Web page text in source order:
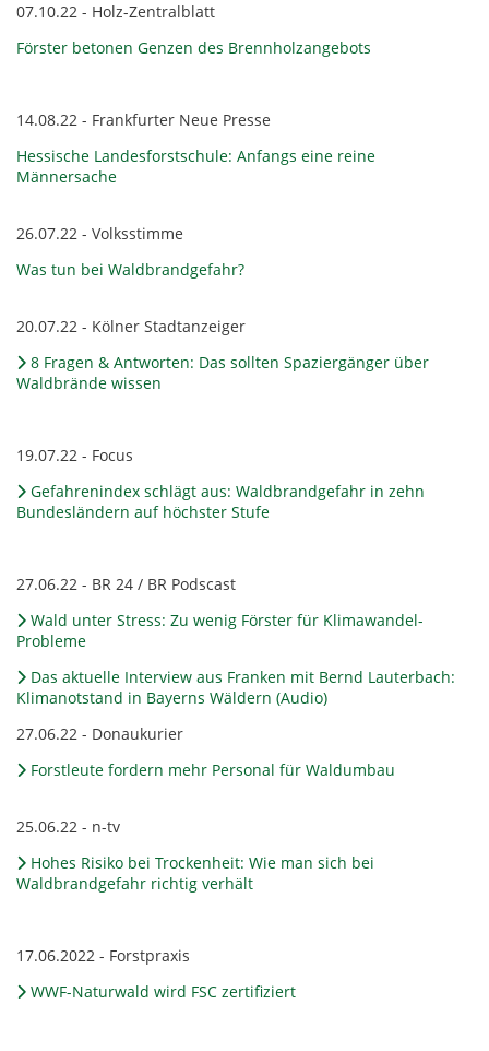
07.10.22 - Holz-Zentralblatt
Förster betonen Genzen des Brennholzangebots
14.08.22 - Frankfurter Neue Presse
Hessische Landesforstschule: Anfangs eine reine
Männersache
26.07.22 - Volksstimme
Was tun bei Waldbrandgefahr?
20.07.22 - Kölner Stadtanzeiger
8 Fragen & Antworten: Das sollten Spaziergänger über
Waldbrände wissen
19.07.22 - Focus
Gefahrenindex schlägt aus: Waldbrandgefahr in zehn
Bundesländern auf höchster Stufe
27.06.22 - BR 24 / BR Podscast
Wald unter Stress: Zu wenig Förster für Klimawandel-
Probleme
Das aktuelle Interview aus Franken mit Bernd Lauterbach:
Klimanotstand in Bayerns Wäldern (Audio)
27.06.22 - Donaukurier
Forstleute fordern mehr Personal für Waldumbau
25.06.22 - n-tv
Hohes Risiko bei Trockenheit: Wie man sich bei
Waldbrandgefahr richtig verhält
17.06.2022 - Forstpraxis
WWF-Naturwald wird FSC zertifiziert